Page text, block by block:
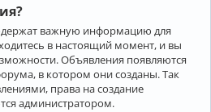
важную информацию для
в настоящий момент, и вы
Объявления появляются
в котором они созданы. Так
права на создание
администратором.